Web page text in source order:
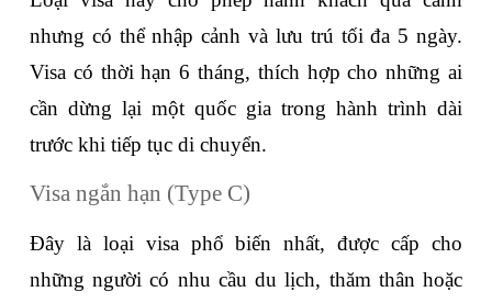
nhưng có thể nhập cảnh và lưu trú tối đa 5 ngày.
Visa có thời hạn 6 tháng, thích hợp cho những ai
cần dừng lại một quốc gia trong hành trình dài
trước khi tiếp tục di chuyển.
Visa ngắn hạn (Type C)
Đây là loại visa phổ biến nhất, được cấp cho
những người có nhu cầu du lịch, thăm thân hoặc